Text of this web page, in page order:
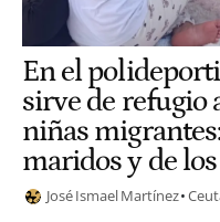
En el
sirve de refugio
niñas
maridos y de
José Ismael Martínez